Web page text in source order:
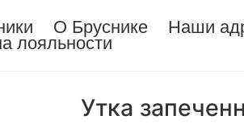
О Бруснике
Наши
лояльности
Утка